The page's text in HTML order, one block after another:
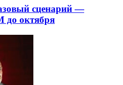
сценарий —
до октября